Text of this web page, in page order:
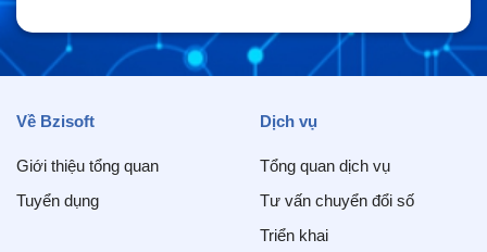
Về Bzisoft
Giới thiệu tổng quan
Tuyển dụng
Dịch vụ
Tổng quan dịch vụ
Tư vấn chuyển đổi số
Triển khai